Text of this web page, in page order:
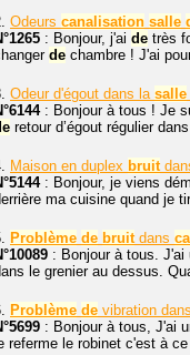
Odeurs canalisation salle
: Bonjour, j'ai de très
de chambre ! J'ai
Odeur d'égout dans la salle
: Bonjour à tous ! Je
retour d’égout régulier
Maison en duplex bruit
: Bonjour, je viens
ma cuisine quand je
Problème de bruitdans
: Bonjour à tous. J'ai
le grenier au dessus.
Problème de vibration
: Bonjour à tous, J'ai
referme le robinet c'est à